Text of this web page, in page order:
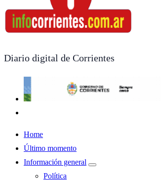
Diario digital de Corrientes
Home
Último momento
Información general
Política